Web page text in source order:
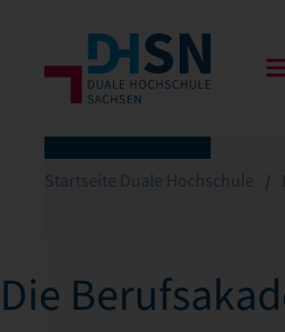
Startseite Duale Hochschule
Die